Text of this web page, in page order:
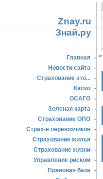
Znay.ru
Знай.ру
Главная -
Новости сайта -
Страхование это... -
Каско -
ОСАГО -
Зеленая карта -
Страхование ОПО -
Страх-е перевозчиков -
Страхование жилья -
Страхование жизни -
Управление риском
-
Правовая база -
>